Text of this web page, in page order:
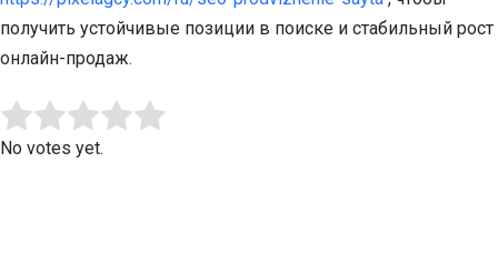
получить устойчивые позиции в поиске и стабильный рост
онлайн-продаж.
Rate this item:
No votes yet.